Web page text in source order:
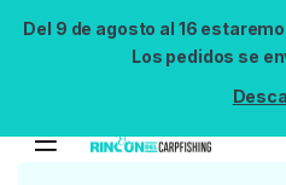
Del 9 de agosto al 16
Los pedidos se